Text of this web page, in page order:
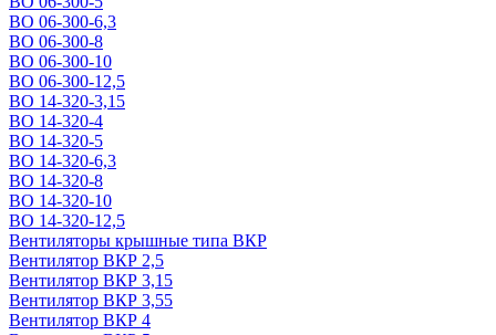
ВО 06-300-6,3
ВО 06-300-8
ВО 06-300-10
ВО 06-300-12,5
ВО 14-320-3,15
ВО 14-320-4
ВО 14-320-5
ВО 14-320-6,3
ВО 14-320-8
ВО 14-320-10
ВО 14-320-12,5
Вентиляторы крышные типа ВКР
Вентилятор ВКР 2,5
Вентилятор ВКР 3,15
Вентилятор ВКР 3,55
Вентилятор ВКР 4